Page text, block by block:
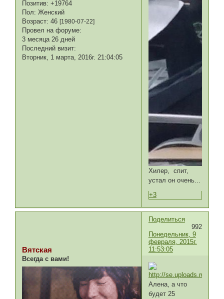
Позитив: +19764
Пол: Женский
Возраст: 46[1980-07-22]
Провел на форуме:
3 месяца 26 дней
Последний визит:
Вторник, 1 марта, 2016г. 21:04:05
Хилер, спит,
устал он очень...
+3
Поделиться
992
Понедельник, 9
февраля, 2015г.
11:53:05
Вятская
Всегда с вами!
Алена, а что
будет 25